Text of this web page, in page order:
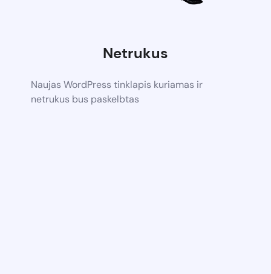
Netrukus
Naujas WordPress tinklapis kuriamas ir
netrukus bus paskelbtas